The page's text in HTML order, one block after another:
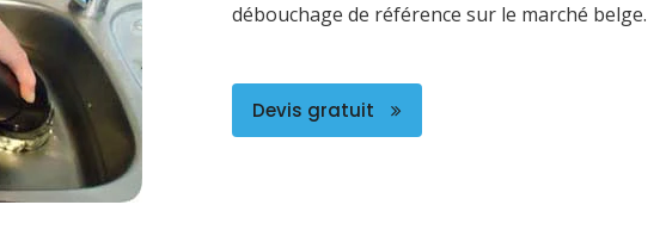
débouchage de référence sur le marché belge.
Devis gratuit